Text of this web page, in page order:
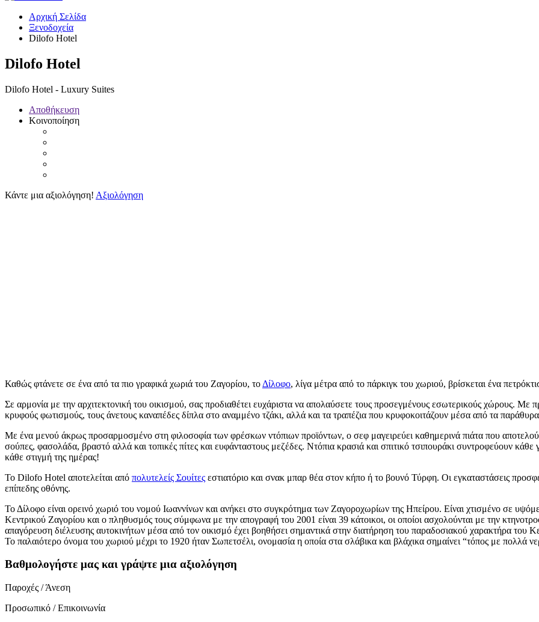
Αρχική Σελίδα
Ξενοδοχεία
Dilofo Hotel
Dilofo Hotel
Dilofo Hotel - Luxury Suites
Αποθήκευση
Κοινοποίηση
Κάντε μια αξιολόγηση! Αξιολόγηση
Καθώς φτάνετε σε ένα από τα πιο γραφικά χωριά του Ζαγορίου, το Δίλοφο, λίγα μέτρα από το πάρκιγκ του χωριού, βρίσκεται ένα
Σε αρμονία με την αρχιτεκτονική του οικισμού, σας προδιαθέτει ευχάριστα να απολαύσετε τους προσεγμένους εσωτερικούς χώρους. Με
κρυφούς φωτισμούς, τους άνετους καναπέδες δίπλα στο αναμμένο τζάκι, αλλά και τα τραπέζια που κρυφοκοιτάζουν μέσα από τα
Με ένα μενού άκρως προσαρμοσμένο στη φιλοσοφία των φρέσκων ντόπιων προϊόντων, ο σεφ μαγειρεύει καθημερινά πιάτα που
σούπες, φασολάδα, βραστό αλλά και τοπικές πίτες και ευφάνταστους μεζέδες. Ντόπια κρασιά και σπιτικό τσιπουράκι συντροφεύουν
κάθε στιγμή της ημέρας!
Το Dilofo Hotel αποτελείται από πολυτελείς Σουίτες εστιατόριο και σνακ μπαρ θέα στον κήπο ή το βουνό Τύρφη. Οι εγκαταστάσεις
επίπεδης οθόνης.
Το Δίλοφο είναι ορεινό χωριό του νομού Ιωαννίνων και ανήκει στο συγκρότημα των Ζαγοροχωρίων της Ηπείρου. Είναι χτισμένο σε
Κεντρικού Ζαγορίου και ο πληθυσμός τους σύμφωνα με την απογραφή του 2001 είναι 39 κάτοικοι, οι οποίοι ασχολούνται με την
απαγόρευση διέλευσης αυτοκινήτων μέσα από τον οικισμό έχει βοηθήσει σημαντικά στην διατήρηση του παραδοσιακού χαρακτήρα του
Το παλαιότερο όνομα του χωριού μέχρι το 1920 ήταν Σωπετσέλι, ονομασία η οποία στα σλάβικα και βλάχικα σημαίνει “τόπος με πολλά
Βαθμολογήστε μας και γράψτε μια αξιολόγηση
Παροχές / Άνεση
Προσωπικό / Επικοινωνία